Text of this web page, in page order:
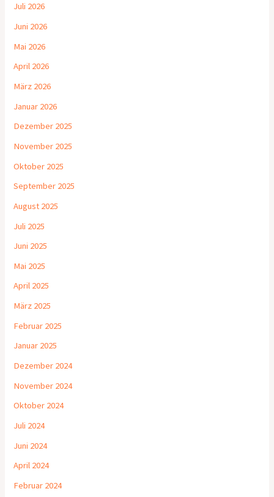
Juli 2026
Juni 2026
Mai 2026
April 2026
März 2026
Januar 2026
Dezember 2025
November 2025
Oktober 2025
September 2025
August 2025
Juli 2025
Juni 2025
Mai 2025
April 2025
März 2025
Februar 2025
Januar 2025
Dezember 2024
November 2024
Oktober 2024
Juli 2024
Juni 2024
April 2024
Februar 2024